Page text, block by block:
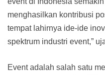
menghasilkan kontribusi
tempat lahirnya ide-ide
spektrum industri event,”
Event adalah salah satu